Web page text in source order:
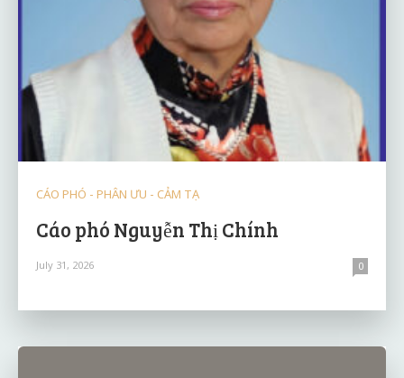
CÁO PHÓ - PHÂN ƯU - CẢM TẠ
Cáo phó Nguyễn Thị Chính
July 31, 2026 0